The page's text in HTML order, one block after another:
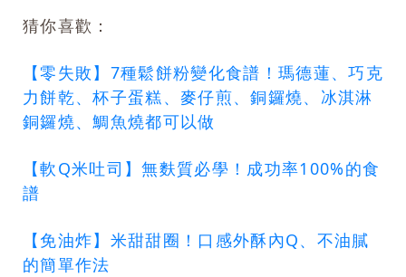
猜你喜歡：
【零失敗】7種鬆餅粉變化食譜！瑪德蓮、巧克
力餅乾、杯子蛋糕、麥仔煎、銅鑼燒、冰淇淋
銅鑼燒、鯛魚燒都可以做
【軟Q米吐司】無麩質必學！成功率100%的食
譜
【免油炸】米甜甜圈！口感外酥內Q、不油膩
的簡單作法